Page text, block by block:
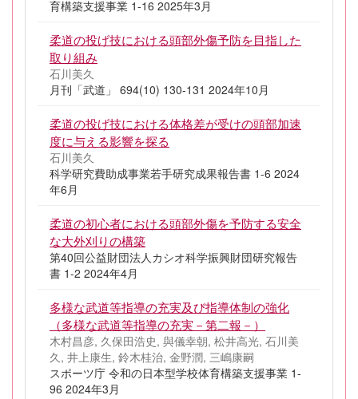
育構築支援事業 1-16 2025年3月
柔道の投げ技における頭部外傷予防を目指した
取り組み
石川美久
月刊「武道」 694(10) 130-131 2024年10月
柔道の投げ技における体格差が受けの頭部加速
度に与える影響を探る
石川美久
科学研究費助成事業若手研究成果報告書 1-6 2024
年6月
柔道の初心者における頭部外傷を予防する安全
な大外刈りの構築
第40回公益財団法人カシオ科学振興財団研究報告
書 1-2 2024年4月
多様な武道等指導の充実及び指導体制の強化
（多様な武道等指導の充実－第二報－）
木村昌彦, 久保田浩史, 與儀幸朝, 松井高光, 石川美
久, 井上康生, 鈴木桂治, 金野潤, 三嶋康嗣
スポーツ庁 令和の日本型学校体育構築支援事業 1-
96 2024年3月